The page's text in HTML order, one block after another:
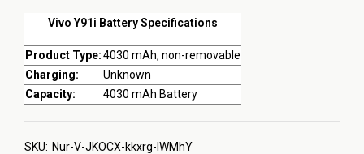
Vivo Y91i Battery Specifications
Product Type:4030 mAh, non-removable
Charging:
Unknown
Capacity:
4030 mAh Battery
SKU: Nur-V-JKOCX-kkxrg-IWMhY